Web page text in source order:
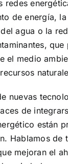
redes
de energía,
agua o la
que
el medio
nuevas
de
están
Hablamos de
mejoran el